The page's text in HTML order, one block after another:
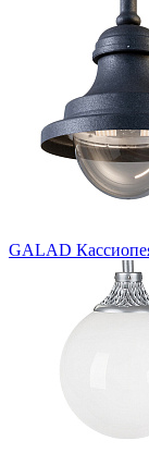
GALAD